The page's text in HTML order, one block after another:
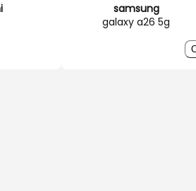
samsung
galaxy a26 5g